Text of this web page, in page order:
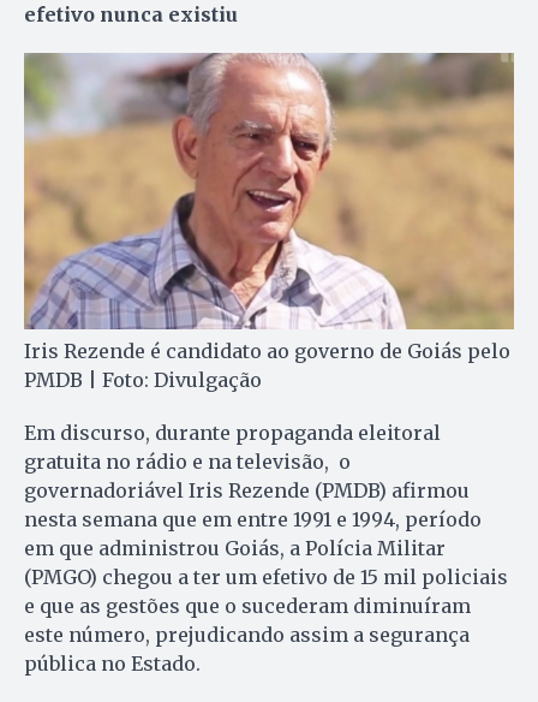
efetivo nunca existiu
Iris Rezende é candidato ao governo de Goiás pelo
PMDB | Foto: Divulgação
Em discurso, durante propaganda eleitoral
gratuita no rádio e na televisão, o
governadoriável Iris Rezende (PMDB) afirmou
nesta semana que em entre 1991 e 1994, período
em que administrou Goiás, a Polícia Militar
(PMGO) chegou a ter um efetivo de 15 mil policiais
e que as gestões que o sucederam diminuíram
este número, prejudicando assim a segurança
pública no Estado.